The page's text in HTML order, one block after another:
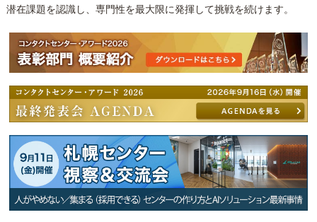
潜在課題を認識し、専門性を最大限に発揮して挑戦を続けます。